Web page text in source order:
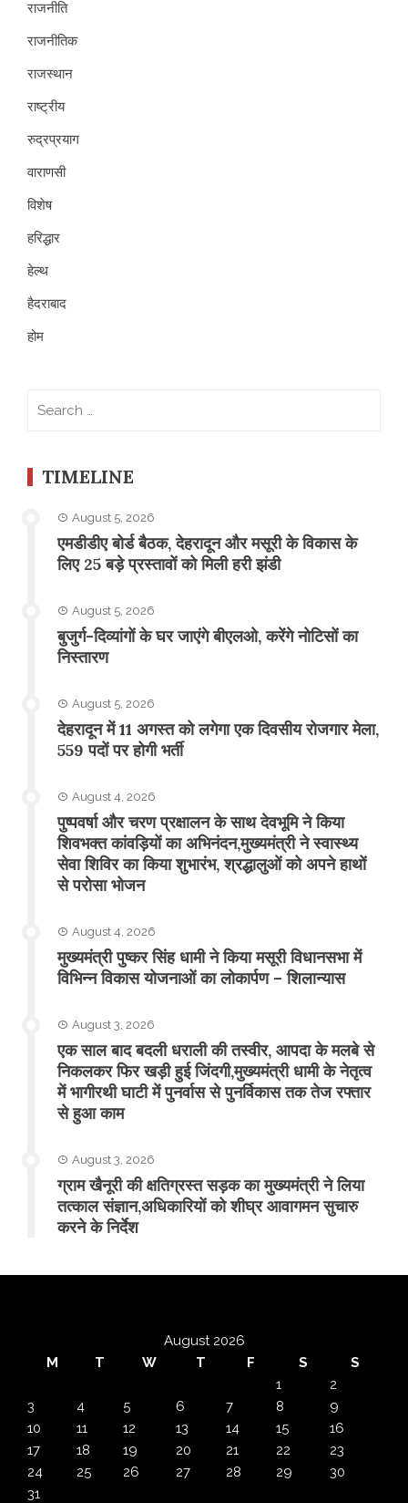
राजनीति
राजनीतिक
राजस्थान
राष्ट्रीय
रुद्रप्रयाग
वाराणसी
विशेष
हरिद्धार
हेल्थ
हैदराबाद
होम
TIMELINE
August 5, 2026
एमडीडीए बोर्ड बैठक, देहरादून और मसूरी के विकास के
लिए 25 बड़े प्रस्तावों को मिली हरी झंडी
August 5, 2026
बुजुर्ग-दिव्यांगों के घर जाएंगे बीएलओ, करेंगे नोटिसों का
निस्तारण
August 5, 2026
​देहरादून में 11 अगस्त को लगेगा एक दिवसीय रोजगार मेला,
559 पदों पर होगी भर्ती
August 4, 2026
पुष्पवर्षा और चरण प्रक्षालन के साथ देवभूमि ने किया
शिवभक्त कांवड़ियों का अभिनंदन,मुख्यमंत्री ने स्वास्थ्य
सेवा शिविर का किया शुभारंभ, श्रद्धालुओं को अपने हाथों
से परोसा भोजन
August 4, 2026
मुख्यमंत्री पुष्कर सिंह धामी ने किया मसूरी विधानसभा में
विभिन्न विकास योजनाओं का लोकार्पण – शिलान्यास
August 3, 2026
एक साल बाद बदली धराली की तस्वीर, आपदा के मलबे से
निकलकर फिर खड़ी हुई जिंदगी,मुख्यमंत्री धामी के नेतृत्व
में भागीरथी घाटी में पुनर्वास से पुनर्विकास तक तेज रफ्तार
से हुआ काम
August 3, 2026
ग्राम खैनूरी की क्षतिग्रस्त सड़क का मुख्यमंत्री ने लिया
तत्काल संज्ञान,अधिकारियों को शीघ्र आवागमन सुचारु
करने के निर्देश
August 2026
M
T W T F S
S
1
2
3
4 5 6 7 8
9
10
11 12 13 14 15
16
17
18 19 20 21 22
23
24
25 26 27 28 29
30
31